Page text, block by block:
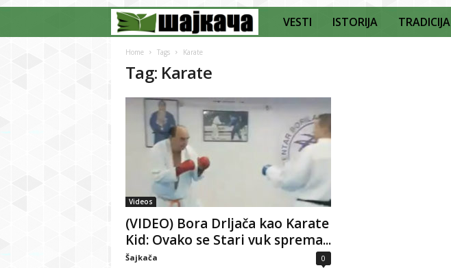
k
VESTI ISTORIJA TRADICIJA
Home Tags Karate
Tag: Karate
Videos
(VIDEO) Bora Drljača kao Karate
Kid: Ovako se Stari vuk sprema...
Šajkača 0